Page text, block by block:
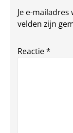
Je e-
velden zijn
Reactie*